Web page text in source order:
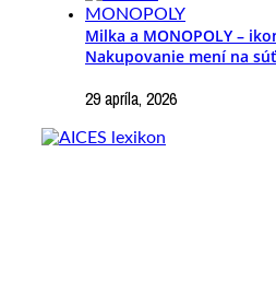
Milka a MONOPOLY –
Nakupovanie mení na
29 apríla, 2026